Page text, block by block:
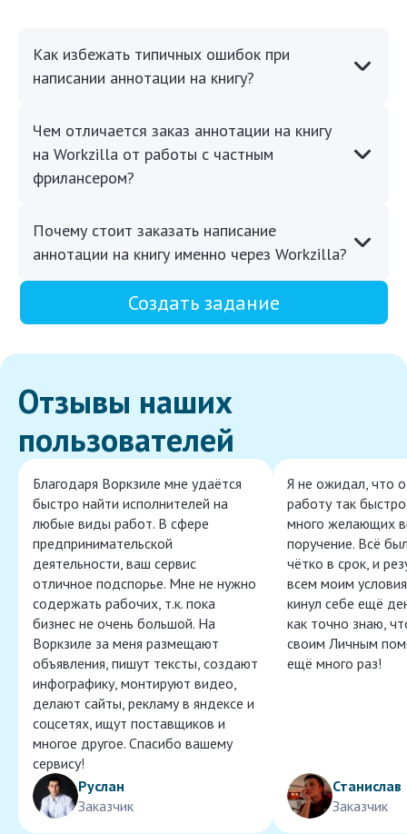
Как избежать типичных ошибок при
написании аннотации на книгу?
Чем отличается заказ аннотации на книгу
на Workzilla от работы с частным
фрилансером?
Почему стоит заказать написание
аннотации на книгу именно через Workzilla?
Создать задание
Отзывы наших
пользователей
Благодаря Воркзиле мне удаётся
быстро найти исполнителей на
любые виды работ. В сфере
предпринимательской
деятельности, ваш сервис
отличное подспорье. Мне не нужно
содержать рабочих, т.к. пока
бизнес не очень большой. На
Воркзиле за меня размещают
объявления, пишут тексты, создают
инфографику, монтируют видео,
делают сайты, рекламу в яндексе и
соцсетях, ищут поставщиков и
многое другое. Спасибо вашему
сервису!
Руслан
Заказчик
Я не ожидал, что
работу так
много желающих
поручение. Всё
чётко в срок, и
всем моим
кинул себе ещё
как точно знаю,
своим Личным
ещё много раз!
Станислав
Заказчик